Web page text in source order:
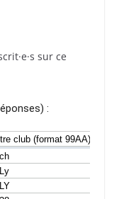
sur ce